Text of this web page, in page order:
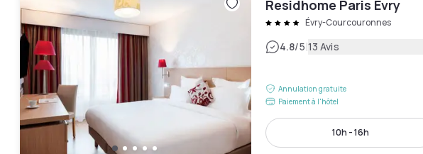
Residhome Paris Evry
Évry-Courcouronnes
4.8/5|13 Avis
Annulation gratuite
Paiement à l'hôtel
10h - 16h